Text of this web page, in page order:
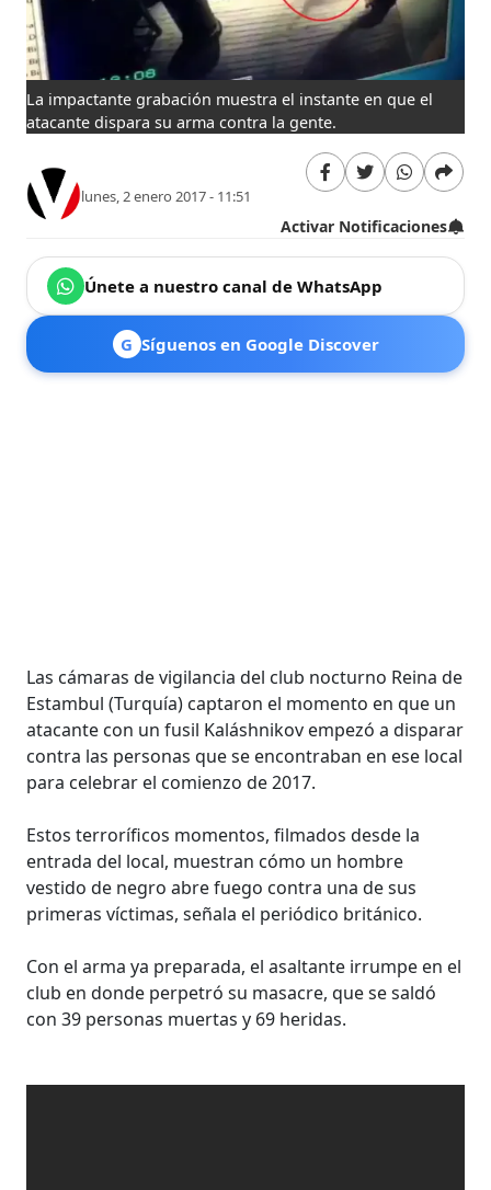
La impactante grabación muestra el instante en que el
atacante dispara su arma contra la gente.
lunes, 2 enero 2017 - 11:51
Activar Notificaciones
Únete a nuestro canal de WhatsApp
G Síguenos en Google Discover
Las cámaras de vigilancia del club nocturno Reina de
Estambul (Turquía) captaron el momento en que un
atacante con un fusil Kaláshnikov empezó a disparar
contra las personas que se encontraban en ese local
para celebrar el comienzo de 2017.
Estos terroríficos momentos, filmados desde la
entrada del local, muestran cómo un hombre
vestido de negro abre fuego contra una de sus
primeras víctimas, señala el periódico británico.
Con el arma ya preparada, el asaltante irrumpe en el
club en donde perpetró su masacre, que se saldó
con 39 personas muertas y 69 heridas.